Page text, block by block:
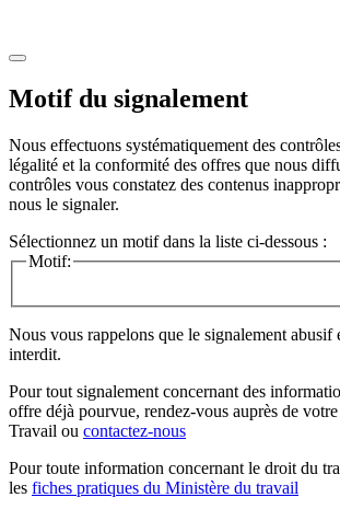
Motif du signalement
Nous effectuons systématiquement des
légalité et la conformité des offres que nous
contrôles vous constatez des contenus
nous le signaler.
Sélectionnez un motif dans la liste ci-dessous :
Motif:
Nous vous rappelons que le signalement abusif
interdit.
Pour tout signalement concernant des
offre déjà pourvue, rendez-vous auprès de
Travail ou contactez-nous
Pour toute information concernant le droit du
les fiches pratiques du Ministère du travail